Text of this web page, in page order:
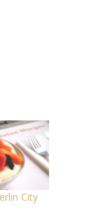
City